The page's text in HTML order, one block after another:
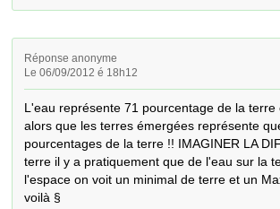
Réponse anonyme
Le 06/09/2012 é 18h12
L'eau représente 71 pourcentage de la terre
alors que les terres émergées représente
pourcentages de la terre !! IMAGINER LA
terre il y a pratiquement que de l'eau sur la
l'espace on voit un minimal de terre et un
voilà §